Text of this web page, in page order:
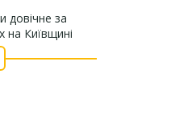
довічне за
на Київщині